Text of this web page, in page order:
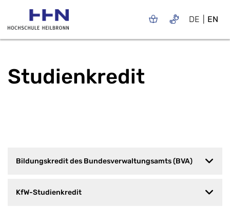
DE EN
Studienkredit
Bildungskredit des Bundesverwaltungsamts (BVA)
KfW-Studienkredit